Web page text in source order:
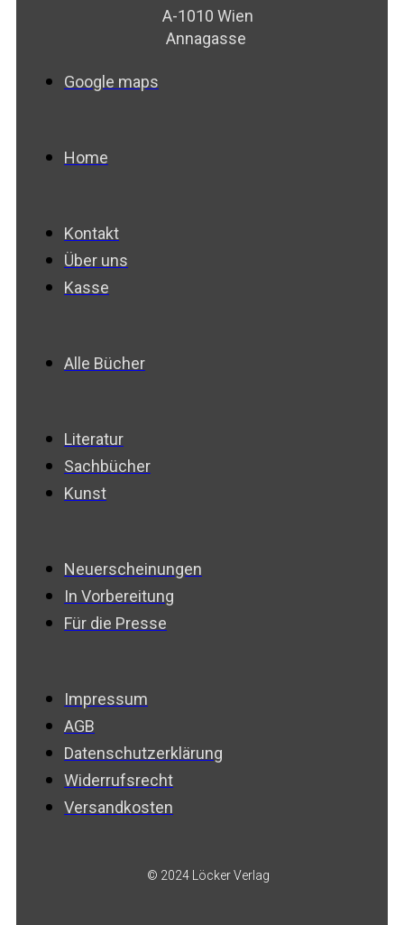
A-1010 Wien
Annagasse
Google maps
Home
Kontakt
Über uns
Kasse
Alle Bücher
Literatur
Sachbücher
Kunst
Neuerscheinungen
In Vorbereitung
Für die Presse
Impressum
AGB
Datenschutzerklärung
Widerrufsrecht
Versandkosten
© 2024 Löcker Verlag